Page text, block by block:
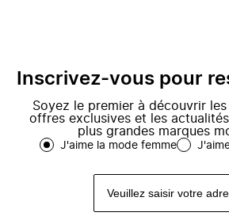
Inscrivez-vous pour
Soyez le premier à découvrir
offres exclusives et les
plus grandes marques
J'aime la mode femme